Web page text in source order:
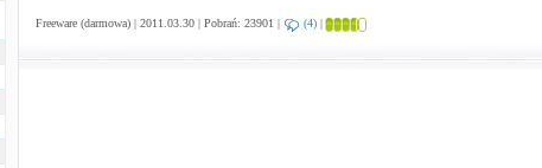
Freeware (darmowa) | 2011.03.30 | Pobrań: 23901 | (4)|